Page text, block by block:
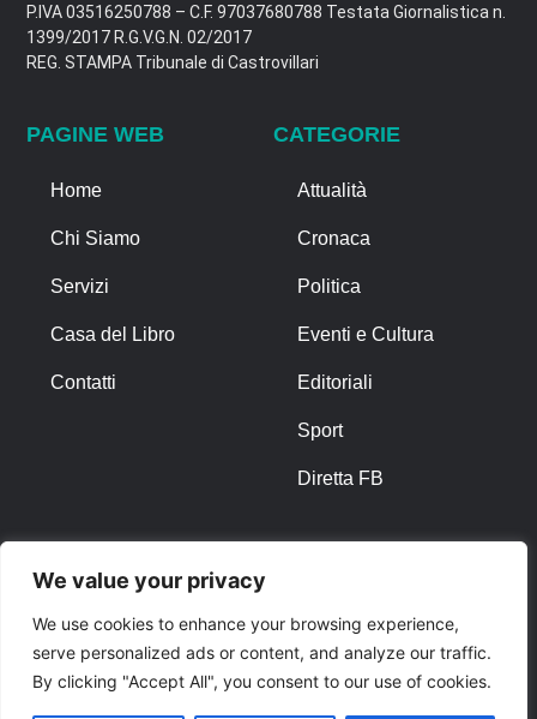
We value your privacy
We use cookies to enhance your browsing experience,
serve personalized ads or content, and analyze our traffic.
By clicking "Accept All", you consent to our use of cookies.
P.IVA 03516250788 – C.F. 97037680788 Testata Giornalistica n.
1399/2017 R.G.V.G.N. 02/2017
REG. STAMPA Tribunale di Castrovillari
PAGINE WEB
Home
Chi Siamo
Servizi
Casa del Libro
Contatti
CATEGORIE
Attualità
Cronaca
Politica
Eventi e Cultura
Editoriali
Sport
Diretta FB
Privacy Policy